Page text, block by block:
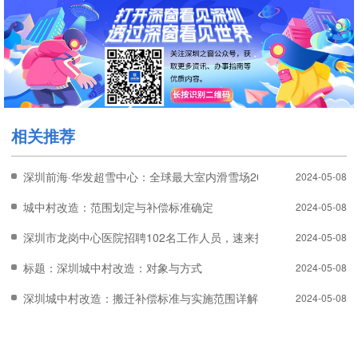
相关推荐
深圳前海·华发超雪中心：全球最大室内滑雪场2025年10月试营业
2024-05-08
城中村改造：范围划定与补偿标准确定 2024-05-08
深圳市龙岗中心医院招聘102名工作人员，速来报名！ 2024-05-08
标题：深圳城中村改造：对象与方式 2024-05-08
深圳城中村改造：搬迁补偿标准与实施范围详解 2024-05-08